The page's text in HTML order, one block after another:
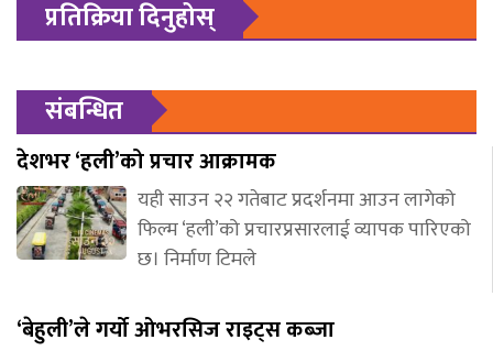
प्रतिक्रिया दिनुहोस्
संबन्धित
देशभर ‘हली’को प्रचार आक्रामक
यही साउन २२ गतेबाट प्रदर्शनमा आउन लागेको
फिल्म ‘हली’को प्रचारप्रसारलाई व्यापक पारिएको
छ। निर्माण टिमले
‘बेहुली’ले गर्यो ओभरसिज राइट्स कब्जा